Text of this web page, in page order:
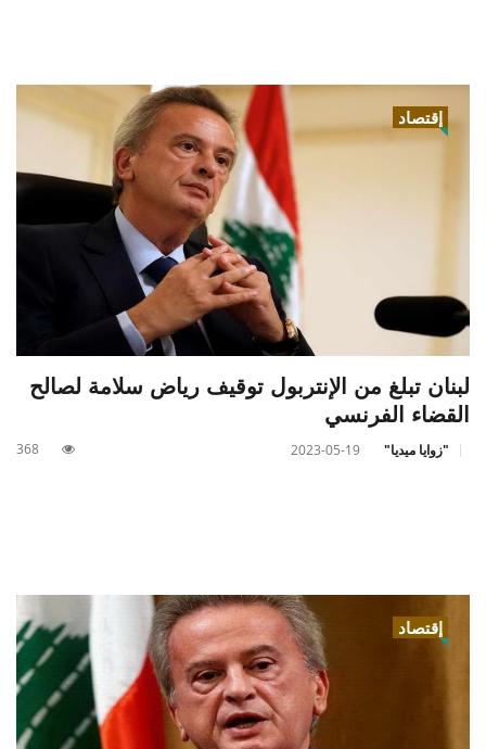
إقتصاد
لبنان تبلغ من الإنتربول توقيف رياض سلامة لصالح
القضاء الفرنسي
"زوايا ميديا" 2023-05-19
368
إقتصاد